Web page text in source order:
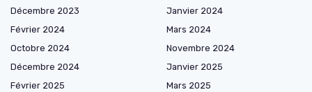
Décembre 2023
Janvier 2024
Février 2024
Mars 2024
Octobre 2024
Novembre 2024
Décembre 2024
Janvier 2025
Février 2025
Mars 2025